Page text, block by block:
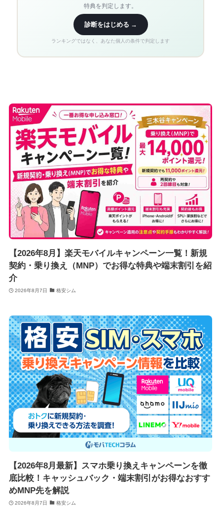
特典を判定します。
診断をはじめる →
ランキングではなく、あなた個人の条件で判定します
【2026年8月】楽天モバイルキャンペーン一覧！新規
契約・乗り換え（MNP）でお得な特典や端末割引を紹
介
2026年8月7日 格安シム
【2026年8月最新】スマホ乗り換えキャンペーンを徹
底比較！キャッシュバック・端末割引がお得なおすす
めMNP先を解説
2026年8月7日 格安シム